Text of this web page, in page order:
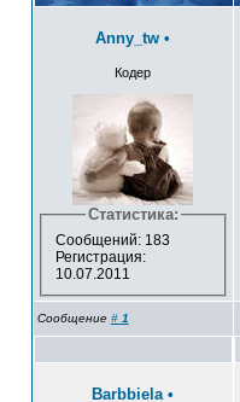
Anny_tw •
Кодер
Статистика:
Сообщений: 183
Регистрация:
10.07.2011
Сообщение # 1
Barbbiela •